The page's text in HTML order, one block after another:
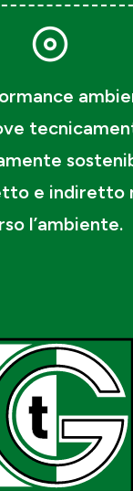
e indiretto
l’ambiente.